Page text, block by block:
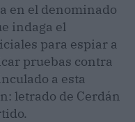
en el denominado
indaga el
para espiar a
pruebas contra
a esta
letrado de Cerdán